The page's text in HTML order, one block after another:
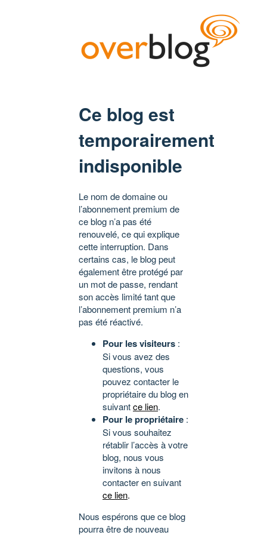
Ce blog est
temporairement
indisponible
Le nom de domaine ou
l’abonnement premium de
ce blog n’a pas été
renouvelé, ce qui explique
cette interruption. Dans
certains cas, le blog peut
également être protégé par
un mot de passe, rendant
son accès limité tant que
l’abonnement premium n’a
pas été réactivé.
Pour les visiteurs :
Si vous avez des
questions, vous
pouvez contacter le
propriétaire du blog en
suivantce lien.
Pour le propriétaire :
Si vous souhaitez
rétablir l’accès à votre
blog, nous vous
invitons à nous
contacter en suivant
ce lien.
Nous espérons que ce blog
pourra être de nouveau